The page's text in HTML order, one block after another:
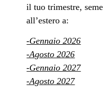
il tuo trimestre,
all’estero a:
-Gennaio 2026
-Agosto 2026
-Gennaio 2027
-Agosto 2027